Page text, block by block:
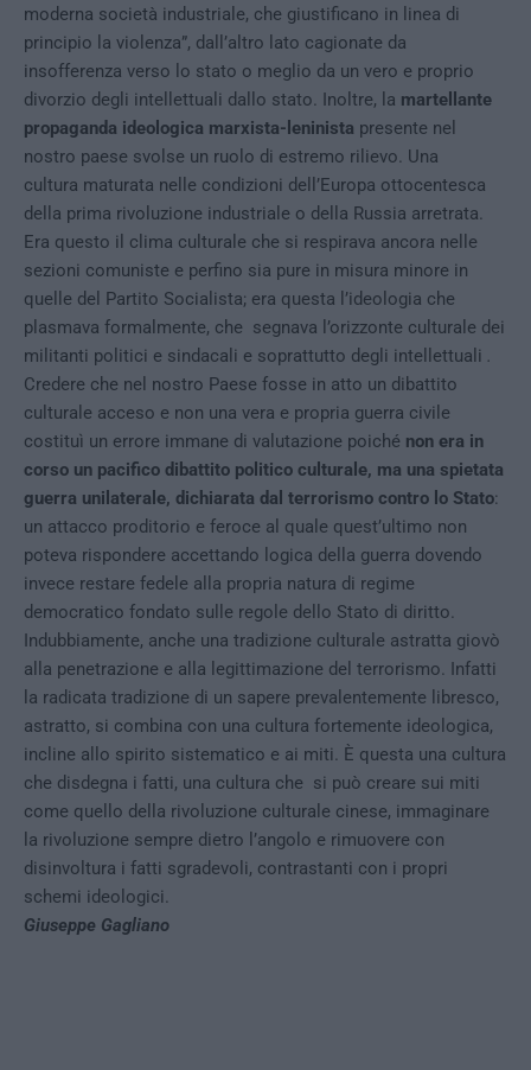
moderna società industriale, che giustificano in linea di
principio la violenza”, dall’altro lato cagionate da
insofferenza verso lo stato o meglio da un vero e proprio
divorzio degli intellettuali dallo stato. Inoltre, la martellante
propaganda ideologica marxista-leninista presente nel
nostro paese svolse un ruolo di estremo rilievo. Una
cultura maturata nelle condizioni dell’Europa ottocentesca
della prima rivoluzione industriale o della Russia arretrata.
Era questo il clima culturale che si respirava ancora nelle
sezioni comuniste e perfino sia pure in misura minore in
quelle del Partito Socialista; era questa l’ideologia che
plasmava formalmente, che segnava l’orizzonte culturale dei
militanti politici e sindacali e soprattutto degli intellettuali .
Credere che nel nostro Paese fosse in atto un dibattito
culturale acceso e non una vera e propria guerra civile
costituì un errore immane di valutazione poiché non era in
corso un pacifico dibattito politico culturale, ma una spietata
guerra unilaterale, dichiarata dal terrorismo contro lo Stato:
un attacco proditorio e feroce al quale quest’ultimo non
poteva rispondere accettando logica della guerra dovendo
invece restare fedele alla propria natura di regime
democratico fondato sulle regole dello Stato di diritto.
Indubbiamente, anche una tradizione culturale astratta giovò
alla penetrazione e alla legittimazione del terrorismo. Infatti
la radicata tradizione di un sapere prevalentemente libresco,
astratto, si combina con una cultura fortemente ideologica,
incline allo spirito sistematico e ai miti. È questa una cultura
che disdegna i fatti, una cultura che si può creare sui miti
come quello della rivoluzione culturale cinese, immaginare
la rivoluzione sempre dietro l’angolo e rimuovere con
disinvoltura i fatti sgradevoli, contrastanti con i propri
schemi ideologici.
Giuseppe Gagliano